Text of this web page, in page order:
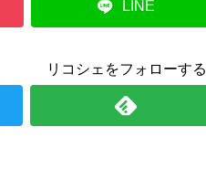
LINE
リコシェをフォローする